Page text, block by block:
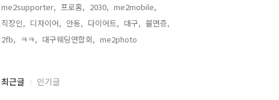
me2supporter, 프로홈, 2030, me2mobile,
직장인, 디자이어, 안동, 다이어트, 대구, 불면증,
2fb, ㅋㅋ, 대구웨딩연합회, me2photo,
최
최근글 인기글